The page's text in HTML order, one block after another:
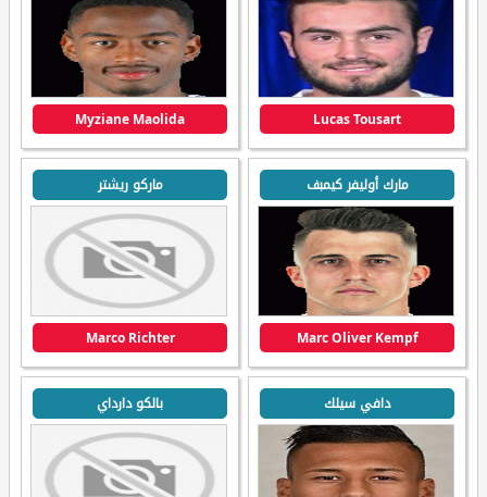
Lucas Tousart
Myziane Maolida
مارك أوليفر كيمبف
Marc Oliver Kempf
ماركو ريشتر
Marco Richter
دافي سيلك بالكو دارداي